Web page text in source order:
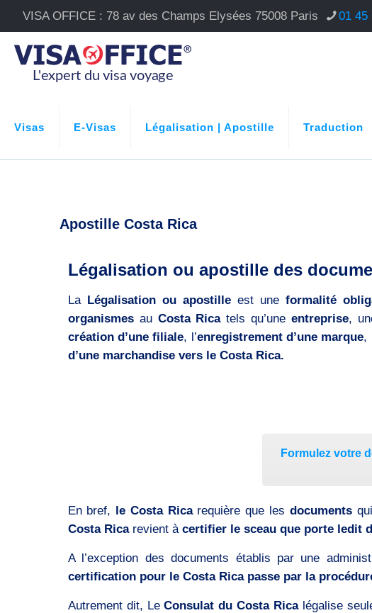
VISA OFFICE : 78 av des Champs Elysées 75008 Paris 01 45
Visas E-Visas Légalisation | Apostille Traduction
Apostille Costa Rica
Légalisation ou apostille des
La Légalisation ou apostilleest une formalité
organismesau Costa Ricatels qu’uneentreprise,
création d’une filiale, l’enregistrement d’une marque,
d’une marchandise vers le Costa Rica.
Formulez votre
En bref, le Costa Ricarequière que les documents
Costa Ricarevient à certifier le sceau que porte ledit
A l’exception des documents établis par une
certification pour le Costa Rica passe par la
Autrement dit, LeConsulat du Costa Ricalégalise